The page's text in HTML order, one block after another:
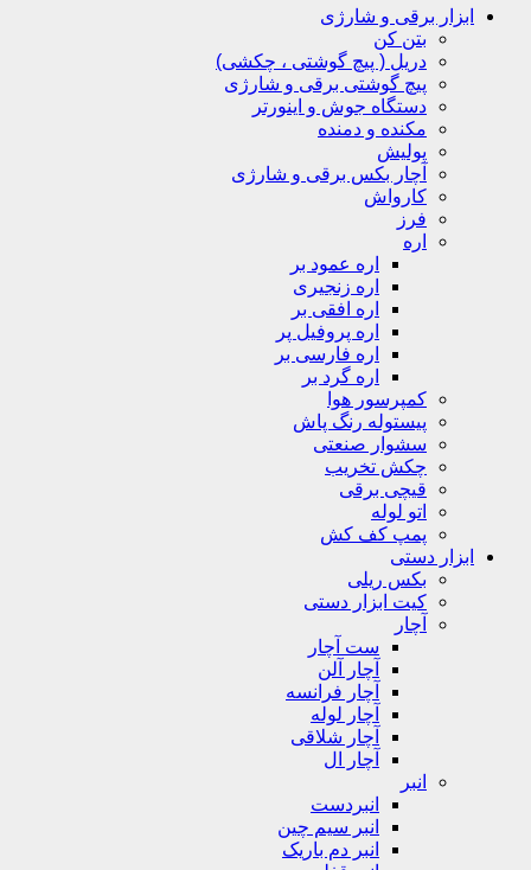
ابزار برقی و شارژی
بتن کن
دریل ( پیچ گوشتی ، چکشی)
پیچ گوشتی برقی و شارژی
دستگاه جوش و اینورتر
مکنده و دمنده
پولیش
آچار بکس برقی و شارژی
کارواش
فرز
اره
اره عمود بر
اره زنجیری
اره افقی بر
اره پروفیل پر
اره فارسی بر
اره گرد بر
کمپرسور هوا
پیستوله رنگ پاش
سشوار صنعتی
چکش تخریب
قیچی برقی
اتو لوله
پمپ کف کش
ابزار دستی
بکس ریلی
کیت ابزار دستی
آچار
ست آچار
آچار آلن
آچار فرانسه
آچار لوله
آچار شلاقی
آچار ال
انبر
انبردست
انبر سیم چین
انبر دم باریک